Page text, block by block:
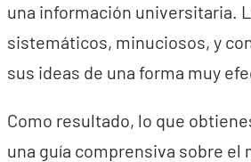
una información universitaria.
sistemáticos, minuciosos, y
sus ideas de una forma muy
Como resultado, lo que
una guía comprensiva sobre el